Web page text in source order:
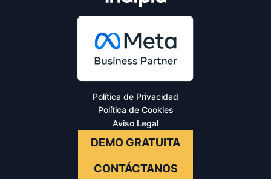
Política de Privacidad
Política de Cookies
Aviso Legal
DEMO GRATUITA
CONTÁCTANOS